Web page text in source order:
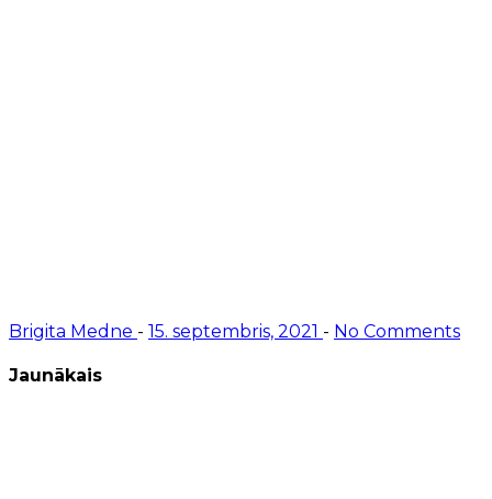
Brigita Medne - 15. septembris, 2021 - No Comments
Jaunākais